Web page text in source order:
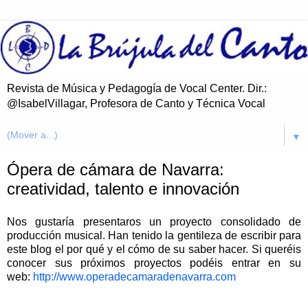
Revista de Música y Pedagogía de Vocal Center. Dir.:
@IsabelVillagar, Profesora de Canto y Técnica Vocal
▼
Ópera de cámara de Navarra:
creatividad, talento e innovación
Nos gustaría presentaros un proyecto consolidado de
producción musical. Han tenido la gentileza de escribir para
este blog el por qué y el cómo de su saber hacer. Si queréis
conocer sus próximos proyectos podéis entrar en su
web: http://www.operadecamaradenavarra.com